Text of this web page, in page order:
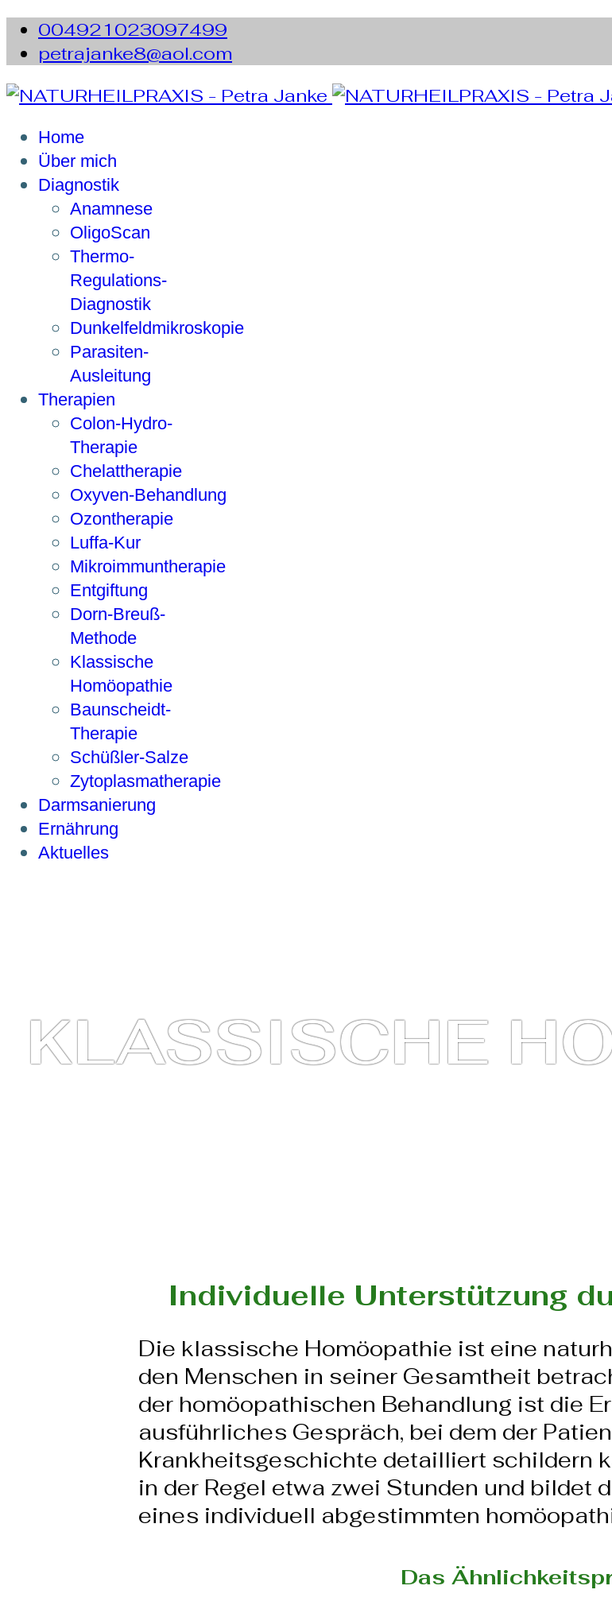
004921023097499
petrajanke8@aol.com
Home
Über mich
Diagnostik
Anamnese
OligoScan
Thermo-
Regulations-
Diagnostik
Dunkelfeldmikroskopie
Parasiten-
Ausleitung
Therapien
Colon-Hydro-
Therapie
Chelattherapie
Oxyven-Behandlung
Ozontherapie
Luffa-Kur
Mikroimmuntherapie
Entgiftung
Dorn-Breuß-
Methode
Klassische
Homöopathie
Baunscheidt-
Therapie
Schüßler-Salze
Zytoplasmatherapie
Darmsanierung
Ernährung
Aktuelles
KLASSISCHE
Individuelle Unterstützung
Die klassische Homöopathie ist eine
den Menschen in seiner Gesamtheit
der homöopathischen Behandlung ist die
ausführliches Gespräch, bei dem der
Krankheitsgeschichte detailliert schildern
in der Regel etwa zwei Stunden und bildet
eines individuell abgestimmten
Das